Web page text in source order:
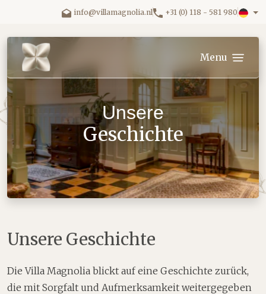
Direkt zum Inhalt gehen.
info@villamagnolia.nl +31 (0) 118 - 581 980
Villa Magnolia logo Menu
Unsere
Geschichte
Unsere Geschichte
Die Villa Magnolia blickt auf eine Geschichte zurück,
die mit Sorgfalt und Aufmerksamkeit weitergegeben